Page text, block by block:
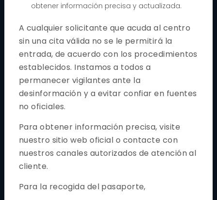
obtener información precisa y actualizada.
A cualquier solicitante que acuda al centro
sin una cita válida no se le permitirá la
entrada, de acuerdo con los procedimientos
establecidos. Instamos a todos a
permanecer vigilantes ante la
desinformación y a evitar confiar en fuentes
no oficiales.
Para obtener información precisa, visite
nuestro sitio web oficial o contacte con
nuestros canales autorizados de atención al
cliente.
Para la recogida del pasaporte,
Sobre Nosotros
Seguimiento Solicitud
Preguntas más frecuentes
Noticias y Avisos
Contáctenos
Book Appointment
For BLS Visa Application Center
Reservar Una Cita
Reimprimir la cita
Cancelar Cita
Gestionar solicitante